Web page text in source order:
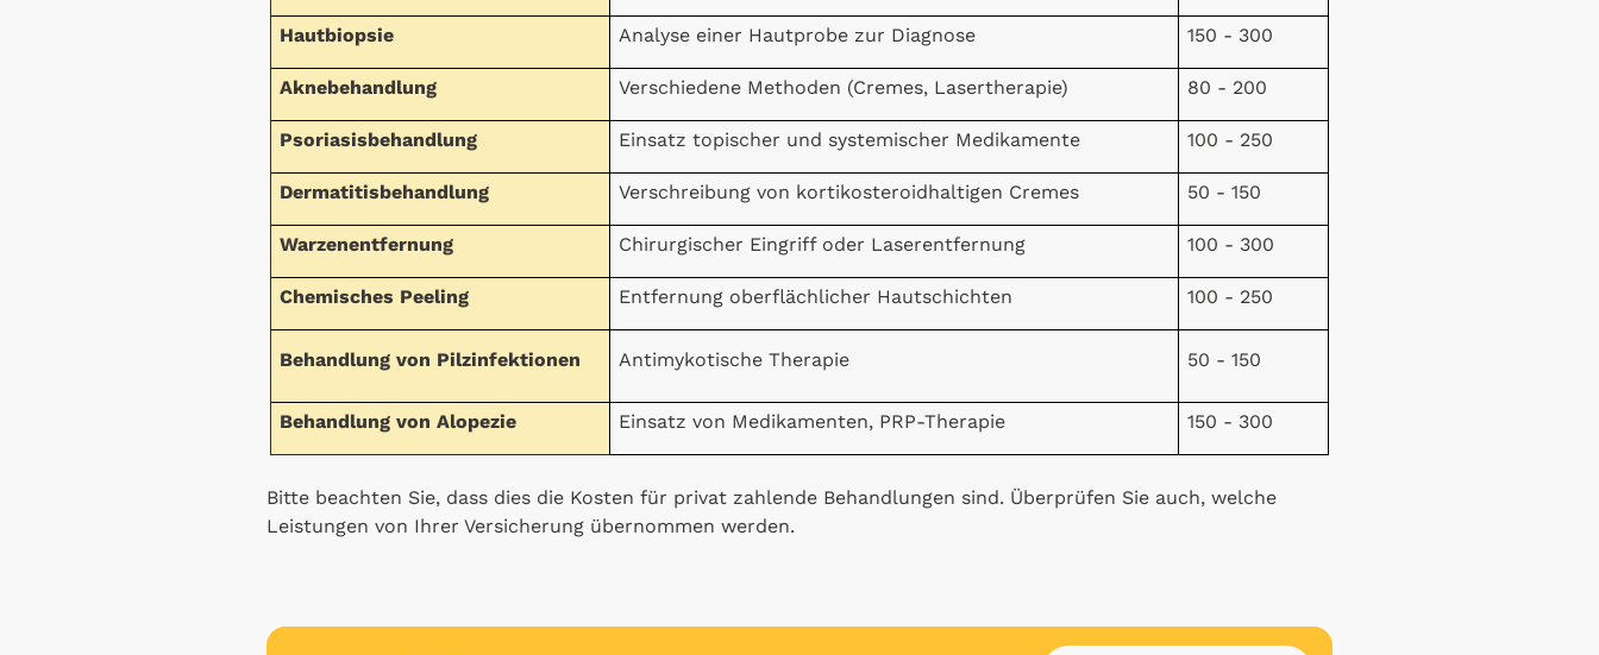
Hautbiopsie Analyse einer Hautprobe zur Diagnose 150 - 300
Aknebehandlung Verschiedene Methoden (Cremes, Lasertherapie) 80 - 200
Psoriasisbehandlung Einsatz topischer und systemischer Medikamente 100 - 250
Dermatitisbehandlung Verschreibung von kortikosteroidhaltigen Cremes 50 - 150
Warzenentfernung Chirurgischer Eingriff oder Laserentfernung 100 - 300
Chemisches Peeling Entfernung oberflächlicher Hautschichten 100 - 250
Behandlung von Pilzinfektionen Antimykotische Therapie 50 - 150
Behandlung von Alopezie Einsatz von Medikamenten, PRP-Therapie 150 - 300
Bitte beachten Sie, dass dies die Kosten für privat zahlende Behandlungen sind. Überprüfen Sie auch, welche
Leistungen von Ihrer Versicherung übernommen werden.